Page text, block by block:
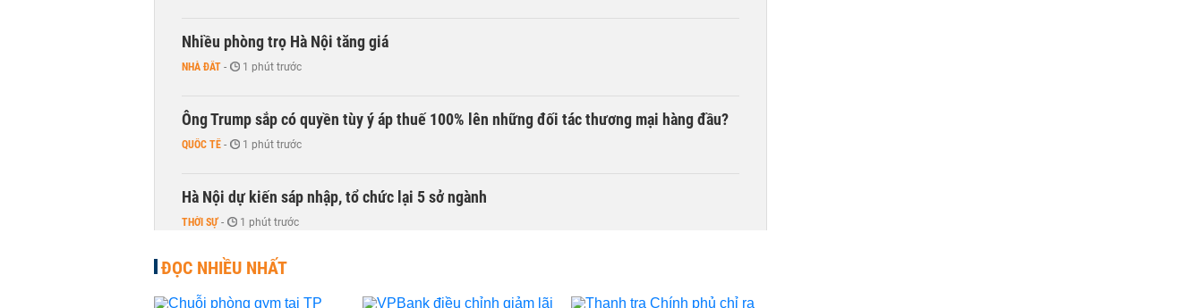
Nhiều phòng trọ Hà Nội tăng giá
NHÀ ĐẤT - 1 phút trước
Ông Trump sắp có quyền tùy ý áp thuế 100% lên những đối tác thương mại hàng đầu?
QUỐC TẾ - 1 phút trước
Hà Nội dự kiến sáp nhập, tổ chức lại 5 sở ngành
THỜI SỰ - 1 phút trước
ĐỌC NHIỀU NHẤT